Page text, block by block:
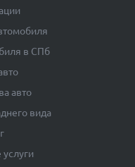
в СПб
авто
вида